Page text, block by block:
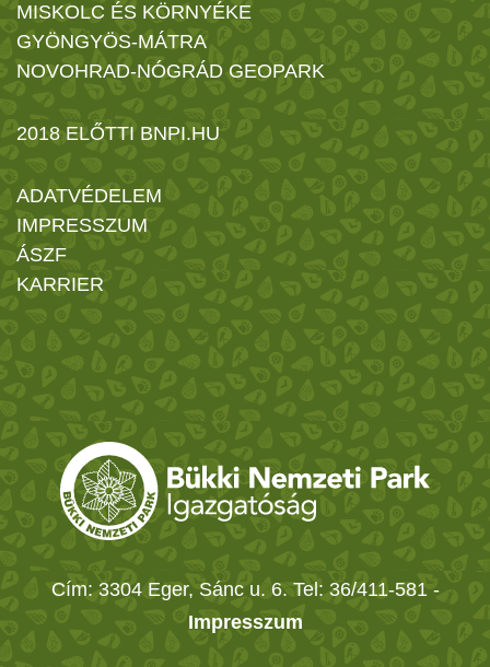
MISKOLC ÉS KÖRNYÉKE
GYÖNGYÖS-MÁTRA
NOVOHRAD-NÓGRÁD GEOPARK
2018 ELŐTTI BNPI.HU
ADATVÉDELEM
IMPRESSZUM
ÁSZF
KARRIER
Cím: 3304 Eger, Sánc u. 6. Tel: 36/411-581 -
Impresszum